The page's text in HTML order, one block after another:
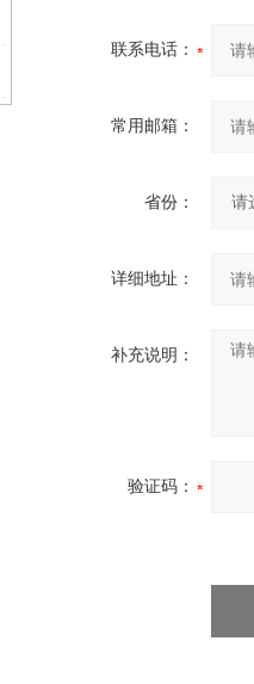
联系电话：
常用邮箱：
省份：
详细地址：
补充说明：
验证码：